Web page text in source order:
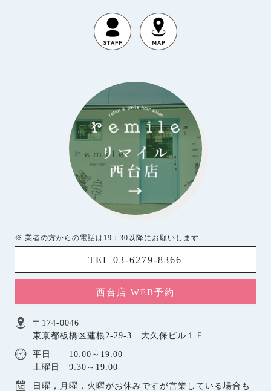
※ 業者の方からの電話は19：30以降にお願いします
TEL 03-6279-8366
西台店 WEB予約
〒174-0046
東京都板橋区蓮根2-29-3 大久保ビル１Ｆ
平日 10:00～19:00
土曜日 9:30～19:00
日曜，月曜，火曜がお休みですが営業している場合も